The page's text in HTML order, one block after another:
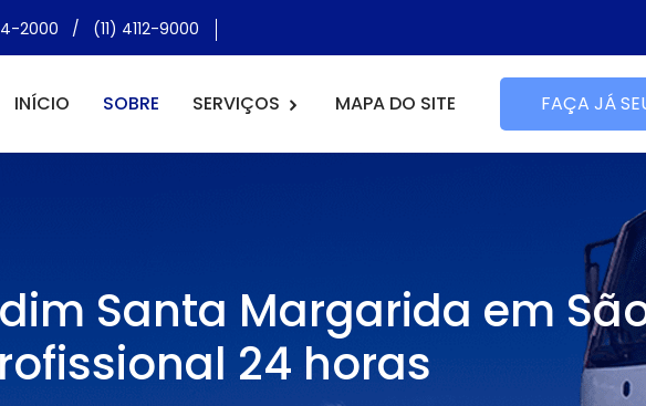
2000 / (11) 4112-9000
INÍCIO SOBRE SERVIÇOS MAPA DO SITE FAÇA JÁ
Santa Margarida em
24 horas